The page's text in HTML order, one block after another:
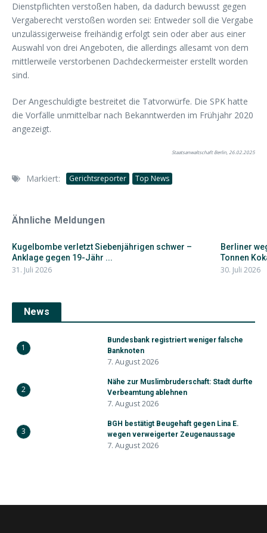
Dienstpflichten verstoßen haben, da dadurch bewusst gegen
Vergaberecht verstoßen worden sei: Entweder soll die Vergabe
unzulässigerweise freihändig erfolgt sein oder aber aus einer
Auswahl von drei Angeboten, die allerdings allesamt von dem
mittlerweile verstorbenen Dachdeckermeister erstellt worden
sind.
Der Angeschuldigte bestreitet die Tatvorwürfe. Die SPK hatte
die Vorfälle unmittelbar nach Bekanntwerden im Frühjahr 2020
angezeigt.
Staatsanwaltschaft Berlin, 26.02.2025
Markiert: Gerichtsreporter Top News
Ähnliche Meldungen
Kugelbombe verletzt Siebenjährigen schwer –
Anklage gegen 19-Jähr ...
31. Juli 2026
Berliner
Tonnen
30. Juli 2026
News
1
Bundesbank registriert weniger falsche
Banknoten
7. August 2026
2
Nähe zur Muslimbruderschaft: Stadt durfte
Verbeamtung ablehnen
7. August 2026
3
BGH bestätigt Beugehaft gegen Lina E.
wegen verweigerter Zeugenaussage
7. August 2026